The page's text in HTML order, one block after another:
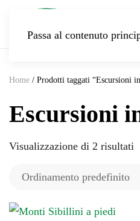
Passa al contenuto
Home / Prodotti taggati “Escursioni
Escursioni
Visualizzazione di 2 risultati